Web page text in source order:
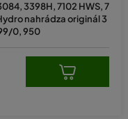
3398H, 7102 HWS, 7
nahrádza originál 3
0, 950